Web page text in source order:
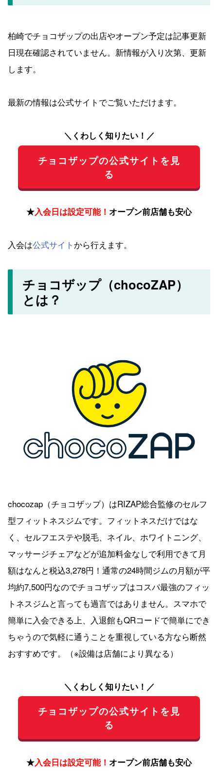
柏崎でチョコザップの出店やオープン予定は記事更新
日現在確認されていません。新情報が入り次第、更新
します。
最新の情報は公式サイトでご覧いただけます。
＼くわしく知りたい！／
チョコザップの公式サイトを見
る
★入会日は設定可能！ オープン前店舗も安心
入会は公式サイト から行えます。
チョコザップ（chocoZAP）
とは？
chocozap（チョコザップ）はRIZAP総合監修のセルフ
型フィットネスジムです。フィットネスだけではな
く、セルフエステや脱毛、ネイル、ホワイトニング、
マッサージチェアなどが追加料金なしで利用できて月
額はなんと税込3,278円！通常の24時間ジムの月額が平
均約7,500円なのでチョコザップはコスパ最強のフィッ
トネスジムと言っても過言ではありません。スマホで
簡単に入会できる上、入退館もQRコードで簡単にでき
ちゃうので気軽に通うことを重視している方なら断然
おすすめです。（※設備は店舗により異なる）
＼くわしく知りたい！／
チョコザップの公式サイトを見
る
★入会日は設定可能！ オープン前店舗も安心